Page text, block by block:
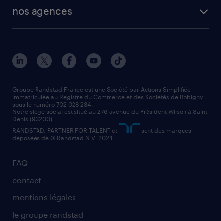
manutentionnaire
assistant administratif
comptable
solutions opérationnelles
contact entreprise
faq intérim / recrutement
nos agences
nos agences par ville
nos agences par région
nos cabinets de recrutement
FAQ
contact
mentions légales
le groupe randstad
Groupe Randstad France est une Société par Actions Simplifiée
immatriculée au Registre du Commerce et des Sociétés de Bobigny
sous le numéro 702 028 234.
Notre siège social est situé au 276 avenue du Président Wilson à Saint
Denis (93200).
RANDSTAD, PARTNER FOR TALENT et
sont des marques
déposées de © Randstad N.V. 2024.